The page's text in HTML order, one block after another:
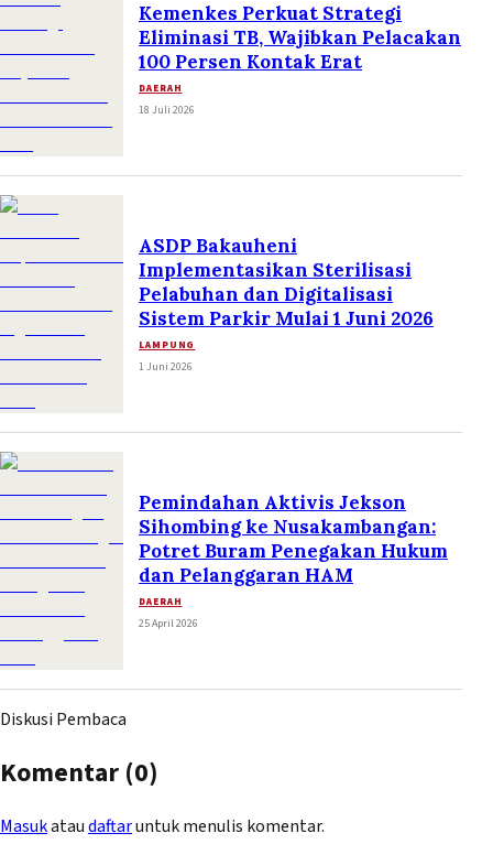
Kemenkes Perkuat Strategi
Eliminasi TB, Wajibkan Pelacakan
100 Persen Kontak Erat
DAERAH
18 Juli 2026
ASDP Bakauheni
Implementasikan Sterilisasi
Pelabuhan dan Digitalisasi
Sistem Parkir Mulai 1 Juni 2026
LAMPUNG
1 Juni 2026
Pemindahan Aktivis Jekson
Sihombing ke Nusakambangan:
Potret Buram Penegakan Hukum
dan Pelanggaran HAM
DAERAH
25 April 2026
Diskusi Pembaca
Komentar (0)
Masukataudaftaruntuk menulis komentar.